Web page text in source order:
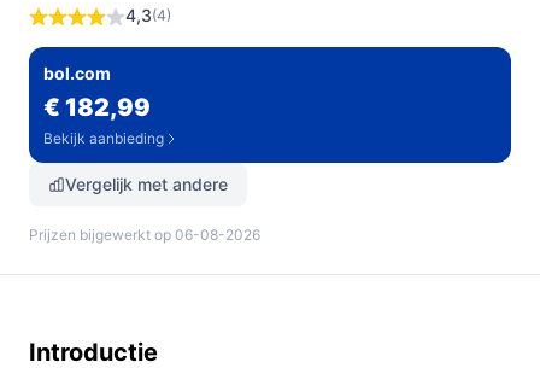
4,3(4)
bol.com
€ 182,99
Bekijk aanbieding
Vergelijk met andere
Prijzen bijgewerkt op 06-08-2026
Introductie